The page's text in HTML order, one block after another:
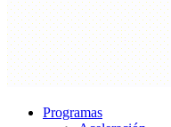
Programas